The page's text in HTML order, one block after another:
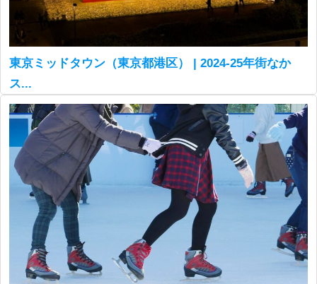
東京ミッドタウン（東京都港区） | 2024-25年街なか
ス...